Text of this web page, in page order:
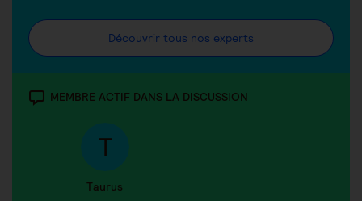
Découvrir tous nos experts
MEMBRE ACTIF DANS LA DISCUSSION
Taurus